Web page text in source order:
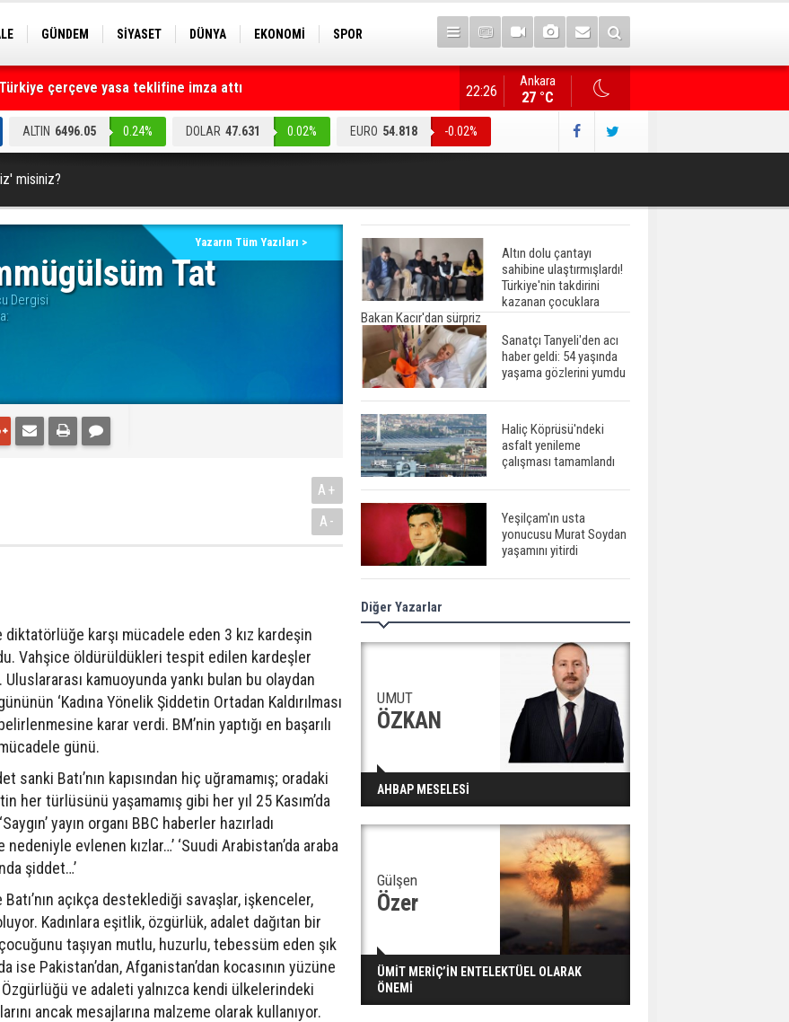
GÜNDEM SİYASET DÜNYA EKONOMİ
SPOR
çerçeve yasa teklifine imza attı
dediler: Medyayı hedef alan akılalmaz tuzak ifşa oldu
"Terörsüz Türkiye" düzenlemesi... AK Parti heyeti,
Ankara
27 °C
22:26
ALTIN 6496.05 0.24% DOLAR 47.631 0.02% EURO 54.818 -0.02%
misiniz?
Tat
Dergisi
Yazarın Tüm Yazıları >
A+
A-
diktatörlüğe karşı mücadele eden 3 kız kardeşin
Vahşice öldürüldükleri tespit edilen kardeşler
kamuoyunda yankı bulan bu olaydan
‘Kadına Yönelik Şiddetin Ortadan Kaldırılması
karar verdi. BM’nin yaptığı en başarılı
günü.
Batı’nın kapısından hiç uğramamış; oradaki
her türlüsünü yaşamamış gibi her yıl 25 Kasım’da
yayın organı BBC haberler hazırladı
nedeniyle evlenen kızlar…’ ‘Suudi Arabistan’da araba
şiddet…’
açıkça desteklediği savaşlar, işkenceler,
Kadınlara eşitlik, özgürlük, adalet dağıtan bir
taşıyan mutlu, huzurlu, tebessüm eden şık
ise Pakistan’dan, Afganistan’dan kocasının yüzüne
ve adaleti yalnızca kendi ülkelerindeki
ancak mesajlarına malzeme olarak kullanıyor.
Altın dolu çantayı
sahibine ulaştırmışlardı!
Türkiye'nin takdirini
kazanan çocuklara
Bakan Kacır'dan sürpriz
Sanatçı Tanyeli'den acı
haber geldi: 54 yaşında
yaşama gözlerini yumdu
Haliç Köprüsü'ndeki
asfalt yenileme
çalışması tamamlandı
Yeşilçam'ın usta
yonucusu Murat Soydan
yaşamını yitirdi
Müsavat Dervişoğlu
cenazede görüntülendi
29 Mayıs okullar tatil mi?
hayata döndürecek keşif
Ünlü türkücü Mahmut
Tuncer estetik
operasyon geçirdi: Son
hali gündem oldu
Yerli turist 229,7 milyar
lira seyahat harcaması
Diğer Yazarlar
UMUT
ÖZKAN
AHBAP MESELESİ
Gülşen
Özer
ÜMİT MERİÇ’İN ENTELEKTÜEL OLARAK
ÖNEMİ